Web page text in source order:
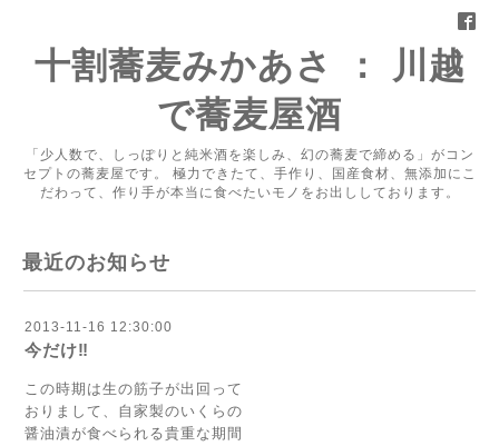
十割蕎麦みかあさ ： 川越
で蕎麦屋酒
「少人数で、しっぽりと純米酒を楽しみ、幻の蕎麦で締める」がコン
セプトの蕎麦屋です。 極力できたて、手作り、国産食材、無添加にこ
だわって、作り手が本当に食べたいモノをお出ししております。
最近のお知らせ
2013-11-16 12:30:00
今だけ‼
この時期は生の筋子が出回って
おりまして、自家製のいくらの
醤油漬が食べられる貴重な期間